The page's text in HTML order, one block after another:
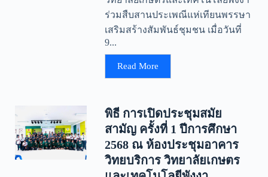
ร่วมสืบสานประเพณีแห่เทียนพรรษา
เสริมสร้างสัมพันธ์ชุมชน เมื่อวันที่
9...
Read More
พิธี การเปิดประชุมสมัย
สามัญ ครั้งที่ 1 ปีการศึกษา
2568 ณ ห้องประชุมอาคาร
วิทยบริการ วิทยาลัยเกษตร